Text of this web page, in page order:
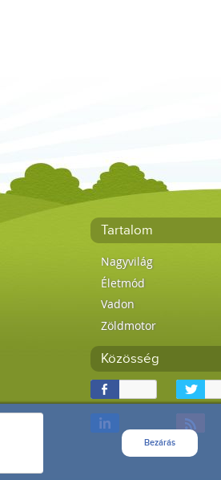
Bezárás
Tartalom
Nagyvilág
Életmód
Vadon
Zöldmotor
Közösség